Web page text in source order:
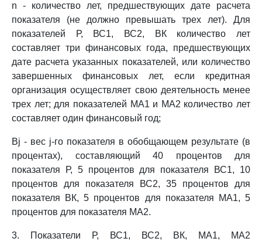
n - количество лет, предшествующих дате расчета
показателя (не должно превышать трех лет). Для
показателей Р, ВС1, ВС2, ВК количество лет
составляет три финансовых года, предшествующих
дате расчета указанных показателей, или количество
завершенных финансовых лет, если кредитная
организация осуществляет свою деятельность менее
трех лет; для показателей МА1 и МА2 количество лет
составляет один финансовый год;
Вj - вес j-го показателя в обобщающем результате (в
процентах), составляющий 40 процентов для
показателя Р, 5 процентов для показателя ВС1, 10
процентов для показателя ВС2, 35 процентов для
показателя ВК, 5 процентов для показателя МА1, 5
процентов для показателя МА2.
3. Показатели Р, ВС1, ВС2, ВК, МА1, МА2